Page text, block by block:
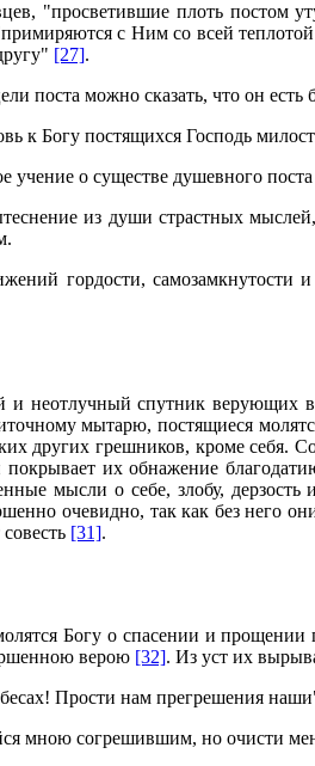
"просветившие плоть постом
с Ним со всей теплотой
[27].
поста можно сказать, что он
к Богу постящихся Господь
учение о существе душевного
из души страстных
гордости, самозамкнутости
неотлучный спутник верующих
мытарю, постящиеся
других грешников, кроме
покрывает их обнажение
мысли о себе, злобу,
очевидно, так как без него
[31].
Богу о спасении и
верою [32]. Из уст их
Прости нам прегрешения
мною согрешившим, но очисти